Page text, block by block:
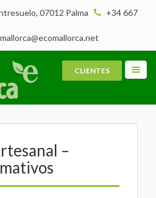
07012 Palma +34 667
CLIENTES
–